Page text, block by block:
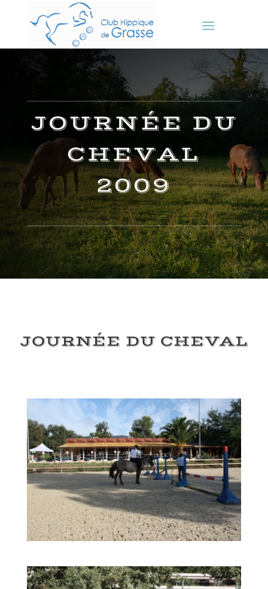
JOURNÉE DU
CHEVAL
2009
JOURNÉE DU CHEVAL